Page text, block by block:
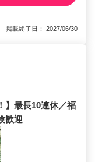
掲載終了日： 2027/06/30
】最長10連休／福
歓迎